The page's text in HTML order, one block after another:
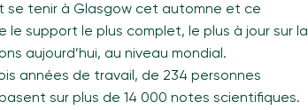
se tenir à Glasgow cet automne et ce
support le plus complet, le plus à jour sur la
aujourd’hui, au niveau mondial.
années de travail, de 234 personnes
sur plus de 14 000 notes scientifiques.